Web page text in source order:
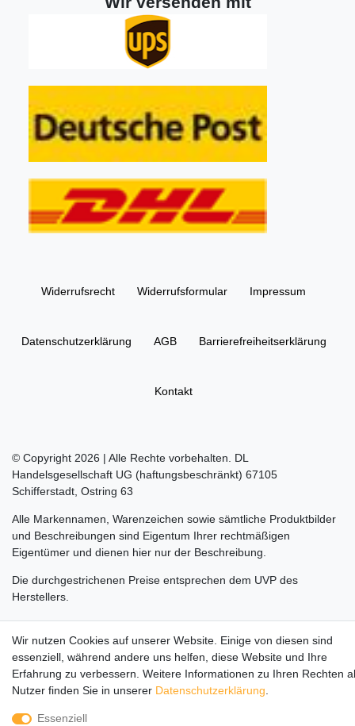
Widerrufs­recht Widerrufs­formular Impressum
Daten­schutz­erklärung AGB Barrierefreiheitserklärung
Kontakt
© Copyright 2026 | Alle Rechte vorbehalten. DL
Handelsgesellschaft UG (haftungsbeschränkt) 67105
Schifferstadt, Ostring 63
Alle Markennamen, Warenzeichen sowie sämtliche Produktbilder
und Beschreibungen sind Eigentum Ihrer rechtmäßigen
Eigentümer und dienen hier nur der Beschreibung.
Die durchgestrichenen Preise entsprechen dem UVP des
Herstellers.
LEGO, das LEGO Logo, die Minifigur, DUPLO, LEGENDS OF
CHIMA, NINJAGO, BIONICLE, MINDSTORMS und MIXELS sind
urheberrechtlich geschützte Markenzeichen der LEGO Gruppe.
©2022 The LEGO Group
Wir nutzen Cookies auf unserer Website. Einige von diesen sind
essenziell, während andere uns helfen, diese Website und Ihre
Erfahrung zu verbessern. Weitere Informationen zu Ihren Rechten
Nutzer finden Sie in unserer Daten­schutz­erklärung
Essenziell